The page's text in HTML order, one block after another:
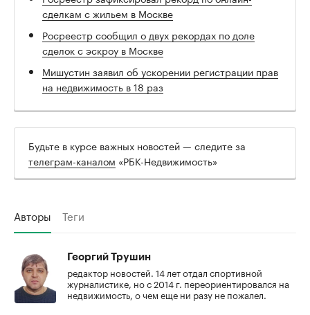
сделкам с жильем в Москве
Росреестр сообщил о двух рекордах по доле
сделок с эскроу в Москве
Мишустин заявил об ускорении регистрации прав
на недвижимость в 18 раз
Будьте в курсе важных новостей — следите за
телеграм-каналом «РБК-Недвижимость»
Авторы Теги
Георгий Трушин
редактор новостей. 14 лет отдал спортивной
журналистике, но с 2014 г. переориентировался на
недвижимость, о чем еще ни разу не пожалел.